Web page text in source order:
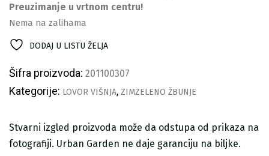
Preuzimanje u vrtnom centru!
Nema na zalihama
DODAJ U LISTU ŽELJA
Šifra proizvoda: 201100307
Kategorije: LOVOR VIŠNJA, ZIMZELENO ŽBUNJE
Stvarni izgled proizvoda može da odstupa od prikaza na
fotografiji. Urban Garden ne daje garanciju na biljke.